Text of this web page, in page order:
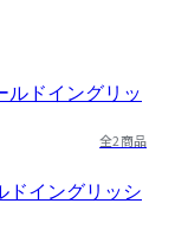
全2商品
ドイングリッシ